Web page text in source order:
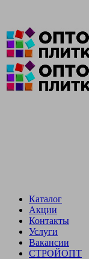
Каталог
Акции
Контакты
Услуги
Вакансии
СТРОЙОПТ